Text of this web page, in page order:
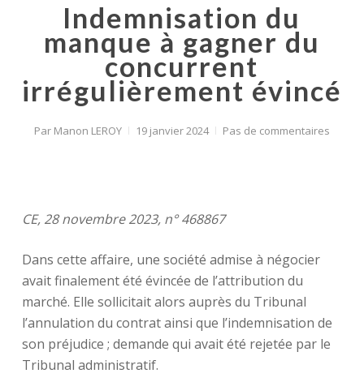
Indemnisation du
manque à gagner du
concurrent
irrégulièrement évincé
ParManon LEROY 19 janvier 2024 Pas de commentaires
CE, 28 novembre 2023, n° 468867
Dans cette affaire, une société admise à négocier
avait finalement été évincée de l’attribution du
marché. Elle sollicitait alors auprès du Tribunal
l’annulation du contrat ainsi que l’indemnisation de
son préjudice ; demande qui avait été rejetée par le
Tribunal administratif.